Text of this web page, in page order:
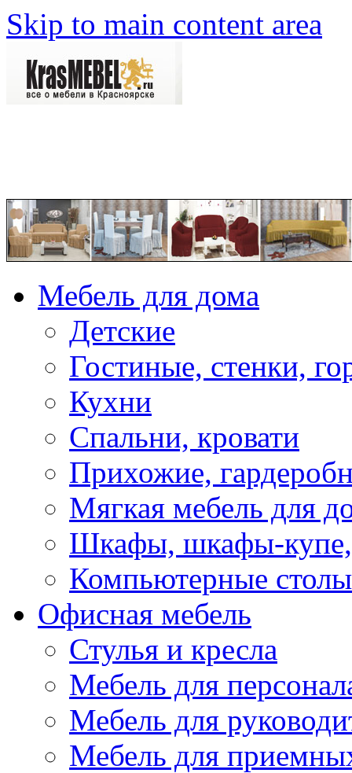
Skip to main content area
Мебель для дома
Детские
Гостиные, стенки,
Кухни
Спальни, кровати
Прихожие,
Мягкая мебель для
Шкафы, шкафы-купе,
Компьютерные столы
Офисная мебель
Стулья и кресла
Мебель для
Мебель для
Мебель для